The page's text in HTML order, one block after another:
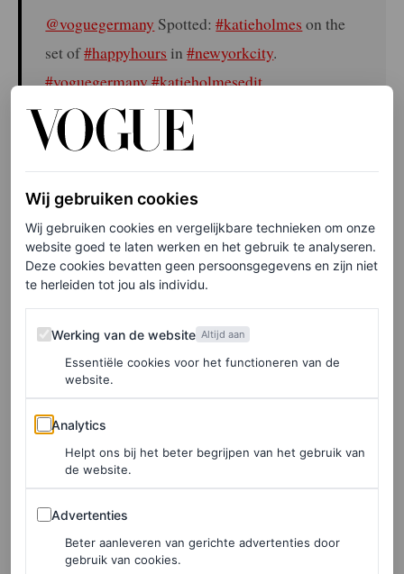
@voguegermany Spotted:#katieholmes on the
set of#happyhours in#newyorkcity.
#voguegermany#katieholmesedit
#katieholmesedits#movieset
#katieholmesfan
♬ original sound – Armenian
speed up
Joey en Pacey
En jawel lieve millenials,your prayes have been heared
Of nou ja, Holmes en Jackson zijn momenteel een soort
van weer samen. Voor een film althans. En dat is
absoluut geen toeval. Vorige maand werd namelijk
bekend dat Holmes de schrijver, regisseur én
hoofdrolspeler is in de nieuwe triologie
En wie speelt daarin haar lover? Joshua Jackson. Want
aan te halen? Dan bedenkt je gewoon een film-drieluik
(niet één, maar drie films) waarin je hem kan regisseren
Wij gebruiken cookies
Wij gebruiken cookies en vergelijkbare technieken om onze
website goed te laten werken en het gebruik te analyseren.
Deze cookies bevatten geen persoonsgegevens en zijn niet
te herleiden tot jou als individu.
Werking van de website
Werking van de website Altijd aan
Essentiële cookies voor het functioneren van de
website.
Analytics
Analytics
Helpt ons bij het beter begrijpen van het gebruik van
de website.
Advertenties
Advertenties
Beter aanleveren van gerichte advertenties door
gebruik van cookies.